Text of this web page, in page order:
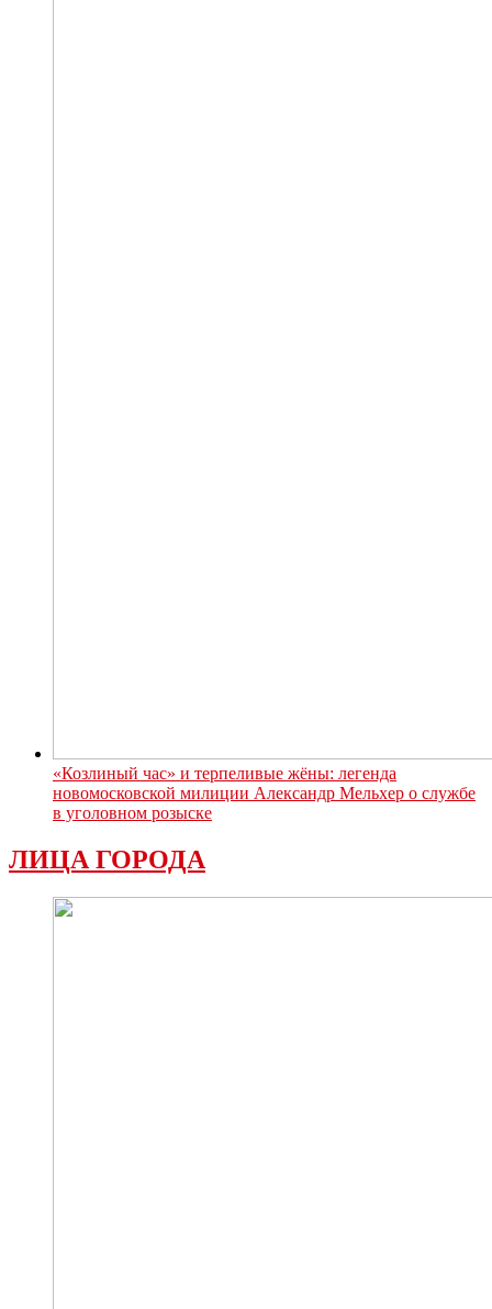
«Козлиный час» и терпеливые жёны: легенда
новомосковской милиции Александр Мельхер о службе
в уголовном розыске
ЛИЦА ГОРОДА